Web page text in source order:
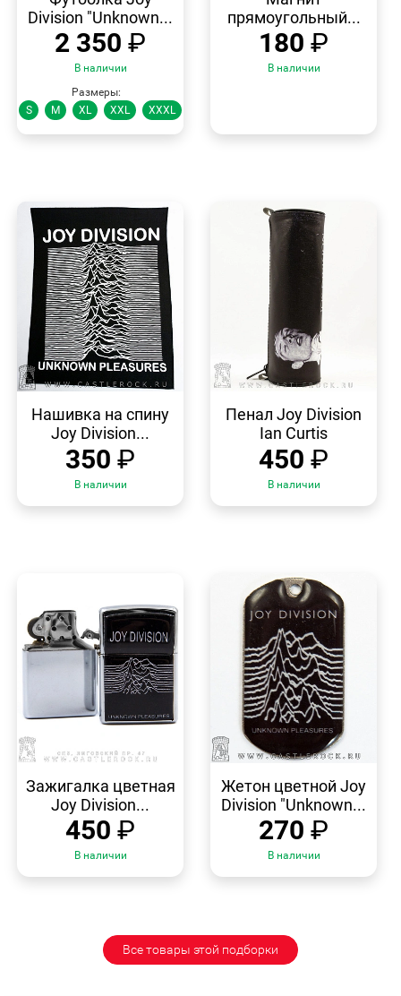
Division "Unknown...
2 350 ₽
В наличии
Размеры:
S
M XL XXL XXXL
прямоугольный...
180 ₽
В наличии
ПРОСМОТР
Нашивка на спину
Joy Division...
350 ₽
В наличии
ПРОСМОТР
Пенал Joy Division
Ian Curtis
450 ₽
В наличии
ПРОСМОТР
Зажигалка цветная
Joy Division...
450 ₽
В наличии
ПРОСМОТР
Жетон цветной Joy
Division "Unknown...
270 ₽
В наличии
Все товары этой подборки